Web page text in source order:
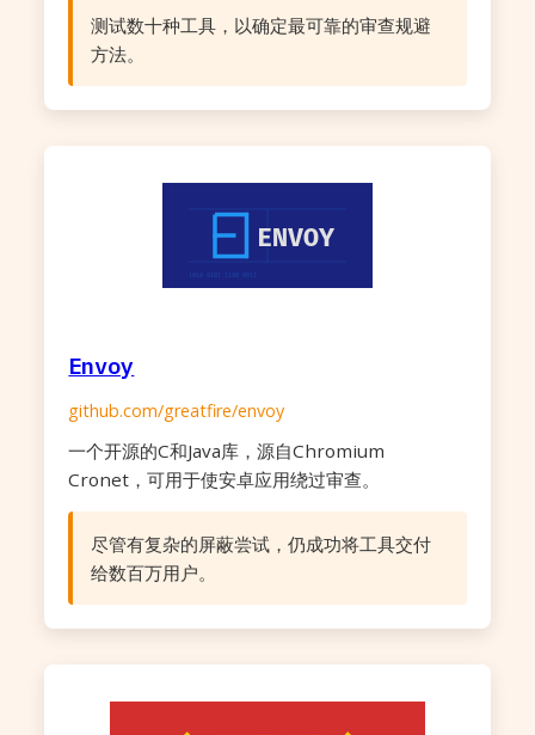
测试数十种工具，以确定最可靠的审查规避
方法。
Envoy
github.com/greatfire/envoy
一个开源的C和Java库，源自Chromium
Cronet，可用于使安卓应用绕过审查。
尽管有复杂的屏蔽尝试，仍成功将工具交付
给数百万用户。